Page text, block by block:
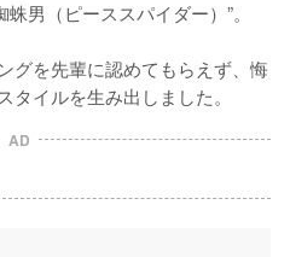
男（ピーススパイダー）”。
グを先輩に認めてもらえず、悔
イルを生み出しました。
AD